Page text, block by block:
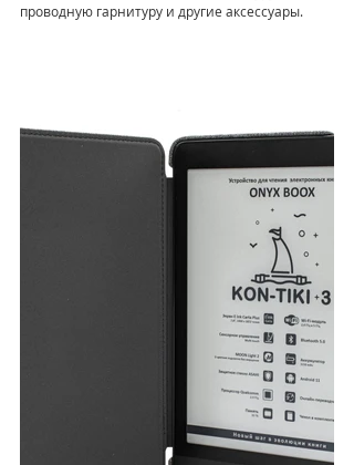
проводную гарнитуру и другие аксессуары.